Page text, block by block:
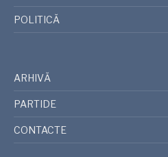
POLITICĂ
ARHIVĂ
PARTIDE
CONTACTE